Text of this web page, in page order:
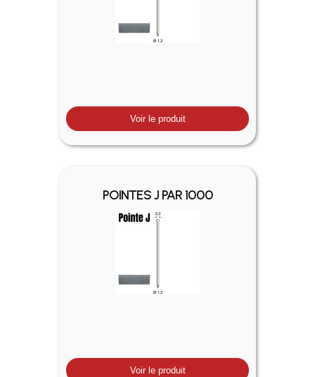
Voir le produit
POINTES J PAR 1000
Voir le produit